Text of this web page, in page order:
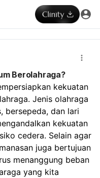
Berolahraga?
kekuatan
Jenis olahraga
bersepeda, dan lari
kekuatan
cedera. Selain agar
juga bertujuan
menanggung beban
yang kita